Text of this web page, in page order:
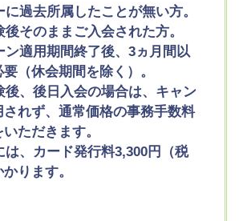
過去所属したことが無い方。
そのままご入会された方。
ン適用期間終了後、3ヵ月間以
要（休会期間を除く）。
後、後日入会の場合は、キャン
れず、通常価格の事務手数料
ただきます。
は、カード発行料3,300円（税
ります。